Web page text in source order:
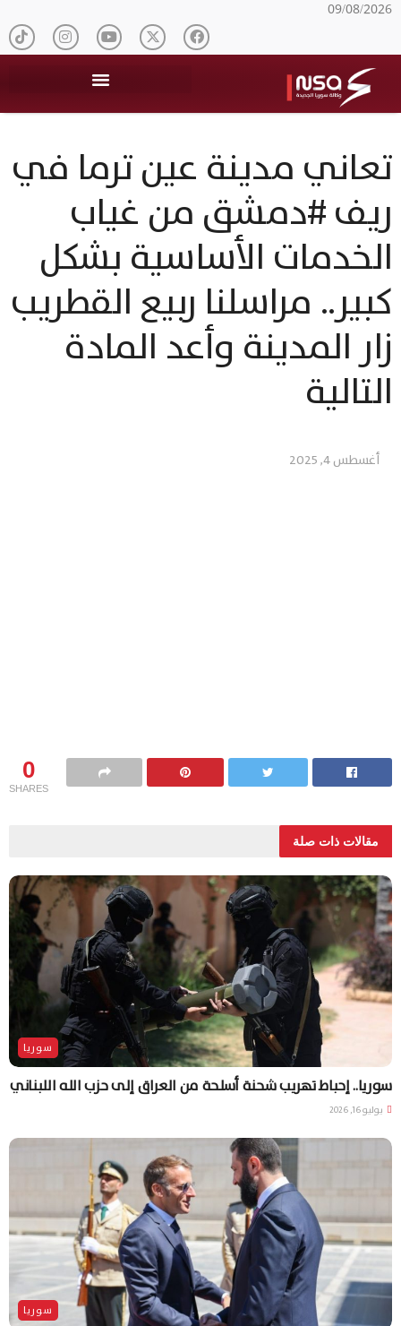
09/08/2026
تعاني مدينة عين ترما في
ريف #دمشق من غياب
الخدمات الأساسية بشكل
كبير.. مراسلنا ربيع القطريب
زار المدينة وأعد المادة
التالية
أغسطس 4, 2025
0
SHARES
مقالات ذات صلة
سوريا
سوريا.. إحباط تهريب شحنة أسلحة من العراق إلى حزب الله اللبناني
يوليو 16, 2026
سوريا